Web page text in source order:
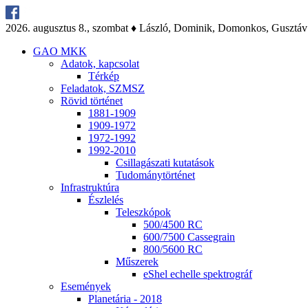
2026. au­gusz­tus 8., szom­bat ♦ Lász­ló, Do­mi­nik, Do­mon­kos, Gusz­táv
GAO MKK
Ada­tok, kap­cso­lat
Tér­kép
Fel­ada­tok, SZMSZ
Rö­vid tör­té­net
1881-1909
1909-1972
1972-1992
1992-2010
Csil­la­gá­sza­ti ku­ta­tá­sok
Tu­do­mány­tör­té­net
Inf­ra­struk­tú­ra
Ész­le­lés
Te­lesz­kó­pok
500/4500 RC
600/7500 Cas­seg­ra­in
800/5600 RC
Mű­sze­rek
eS­hel echel­le spekt­ro­gráf
Ese­mé­nyek
Pla­ne­tá­ria - 2018